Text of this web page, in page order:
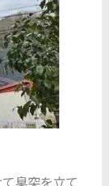
臭突を立て